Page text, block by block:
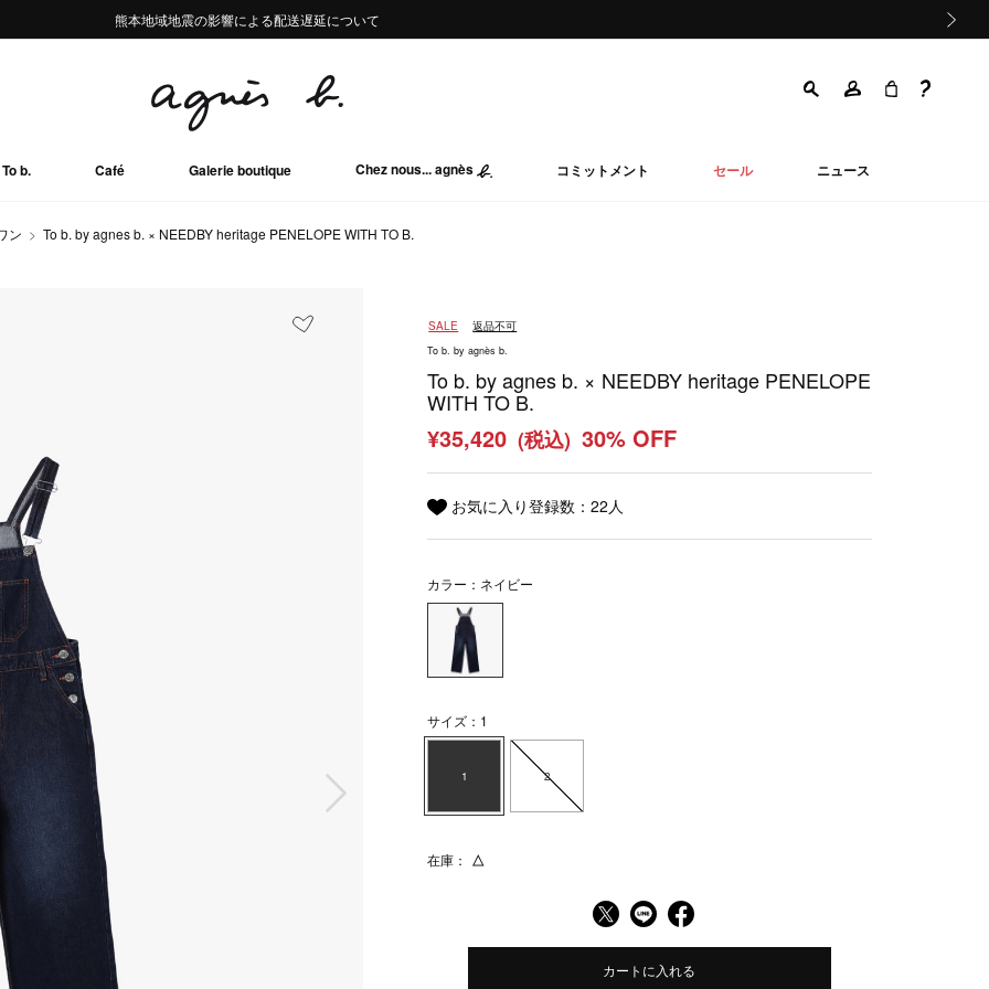
熊本地域地震の影響による配送遅延について
Summer Sale 2buy10%OFF!!
熊本地域地震の影響による配送遅延について
Summer Sale 2buy10%OFF!!
To b. Café Galerie boutique Chez nous... agnès コミットメント セール ニュース
ン To b. by agnes b. × NEEDBY heritage PENELOPE WITH TO B.
SALE 返品不可
To b. by agnès b.
To b. by agnes b. × NEEDBY heritage PENELOPE
WITH TO B.
¥35,420 (税込) 30% OFF
お気に入り登録数：22人
カラー：ネイビー
サイズ：1
1 2
在庫： △
カートに入れる